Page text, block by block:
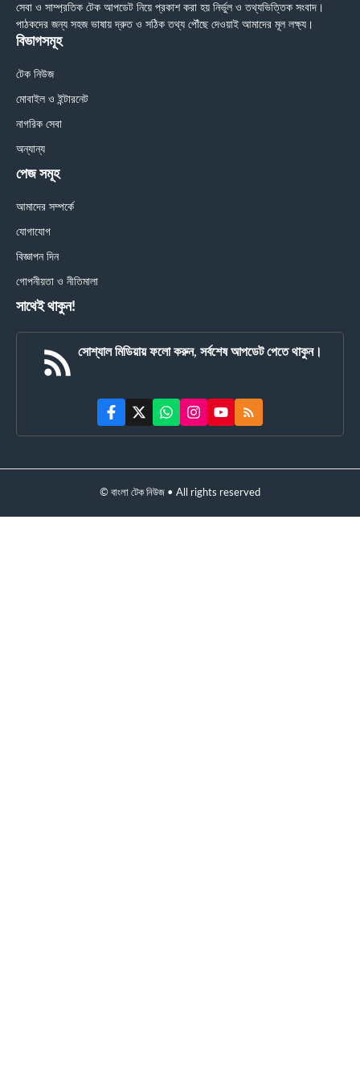
সেবা ও সাম্প্রতিক টেক আপডেট নিয়ে প্রকাশ করা হয় নির্ভুল ও তথ্যভিত্তিক সংবাদ।
পাঠকদের জন্য সহজ ভাষায় দ্রুত ও সঠিক তথ্য পৌঁছে দেওয়াই আমাদের মূল লক্ষ্য।
বিভাগসমূহ
টেক নিউজ
মোবাইল ও ইন্টারনেট
নাগরিক সেবা
অন্যান্য
পেজ সমূহ
আমাদের সম্পর্কে
যোগাযোগ
বিজ্ঞাপন দিন
গোপনীয়তা ও নীতিমালা
সাথেই থাকুন!
সোশ্যাল মিডিয়ায় ফলো করুন, সর্বশেষ আপডেট পেতে থাকুন।
© বাংলা টেক নিউজ • All rights reserved